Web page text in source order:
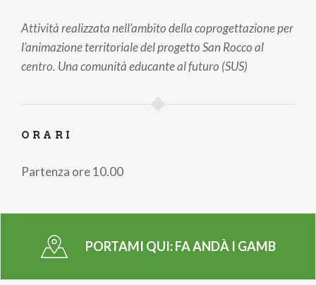
Attività realizzata nell’ambito della coprogettazione per
l’animazione territoriale del progetto San Rocco al
centro. Una comunità educante al futuro (SUS)
ORARI
Partenza ore 10.00
PORTAMI QUI:FA ANDÀ I GAMB